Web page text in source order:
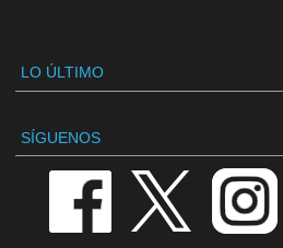
LO ÚLTIMO
SÍGUENOS